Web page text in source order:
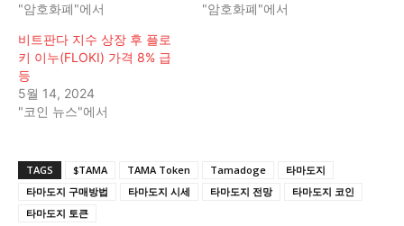
"암호화폐"에서
"암호화폐"에서
비트판다 지수 상장 후 플로
키 이누(FLOKI) 가격 8% 급
등
5월 14, 2024
"코인 뉴스"에서
TAGS $TAMA TAMA Token Tamadoge
타마도지
타마도지 구매방법
타마도지 시세 타마도지 전망
타마도지 코인
타마도지 토큰